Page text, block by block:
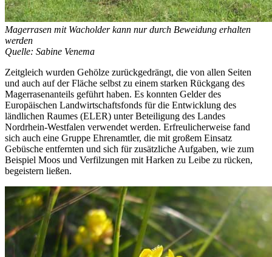
Magerrasen mit Wacholder kann nur durch Beweidung erhalten
werden
Quelle: Sabine Venema
Zeitgleich wurden Gehölze zurückgedrängt, die von allen Seiten
und auch auf der Fläche selbst zu einem starken Rückgang des
Magerrasenanteils geführt haben. Es konnten Gelder des
Europäischen Landwirtschaftsfonds für die Entwicklung des
ländlichen Raumes (ELER) unter Beteiligung des Landes
Nordrhein-Westfalen verwendet werden. Erfreulicherweise fand
sich auch eine Gruppe Ehrenamtler, die mit großem Einsatz
Gebüsche entfernten und sich für zusätzliche Aufgaben, wie zum
Beispiel Moos und Verfilzungen mit Harken zu Leibe zu rücken,
begeistern ließen.